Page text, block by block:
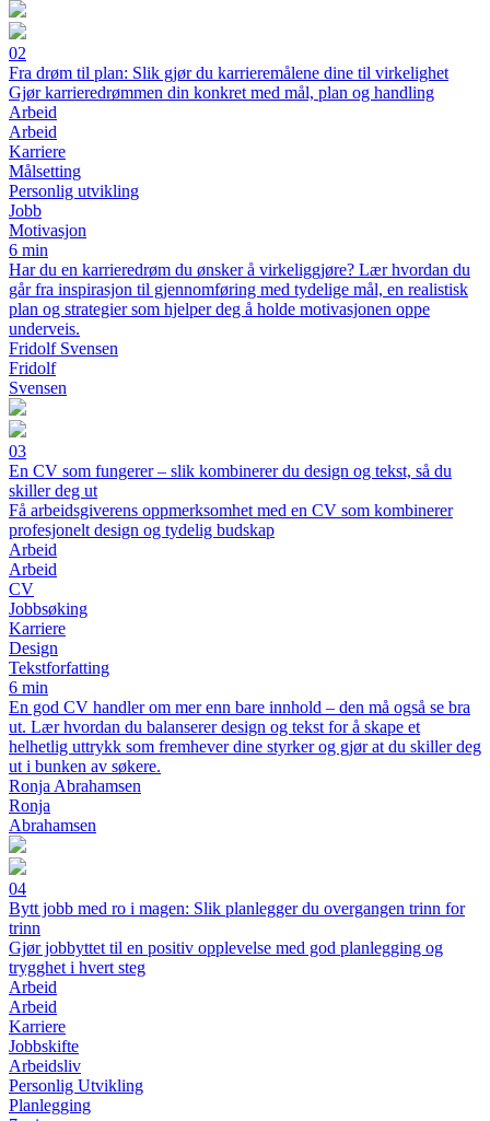
02
Fra drøm til plan: Slik gjør du karrieremålene dine til virkelighet
Gjør karrieredrømmen din konkret med mål, plan og handling
Arbeid
Arbeid
Karriere
Målsetting
Personlig utvikling
Jobb
Motivasjon
6 min
Har du en karrieredrøm du ønsker å virkeliggjøre? Lær hvordan du
går fra inspirasjon til gjennomføring med tydelige mål, en realistisk
plan og strategier som hjelper deg å holde motivasjonen oppe
underveis.
Fridolf Svensen
Fridolf
Svensen
03
En CV som fungerer – slik kombinerer du design og tekst, så du
skiller deg ut
Få arbeidsgiverens oppmerksomhet med en CV som kombinerer
profesjonelt design og tydelig budskap
Arbeid
Arbeid
CV
Jobbsøking
Karriere
Design
Tekstforfatting
6 min
En god CV handler om mer enn bare innhold – den må også se bra
ut. Lær hvordan du balanserer design og tekst for å skape et
helhetlig uttrykk som fremhever dine styrker og gjør at du skiller deg
ut i bunken av søkere.
Ronja Abrahamsen
Ronja
Abrahamsen
04
Bytt jobb med ro i magen: Slik planlegger du overgangen trinn for
trinn
Gjør jobbyttet til en positiv opplevelse med god planlegging og
trygghet i hvert steg
Arbeid
Arbeid
Karriere
Jobbskifte
Arbeidsliv
Personlig Utvikling
Planlegging